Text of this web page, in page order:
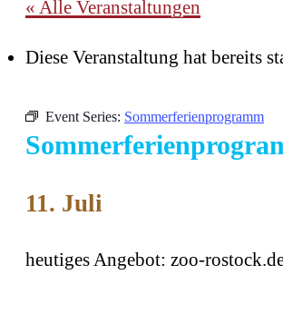
« Alle Veranstaltungen
Diese Veranstaltung hat bereits
Event Series: Sommerferienprogramm
11. Juli
heutiges Angebot: zoo-